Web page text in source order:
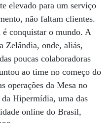
elevado para um serviço
não faltam clientes.
conquistar o mundo. A
Zelândia, onde, aliás,
poucas colaboradoras
ao time no começo do
operações da Mesa no
Hipermídia, uma das
online do Brasil,